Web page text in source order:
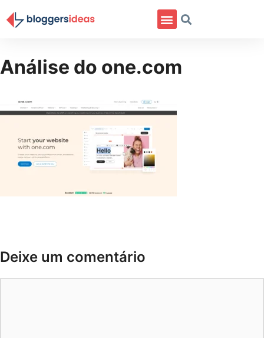
Análise do one.com
Deixe um comentário